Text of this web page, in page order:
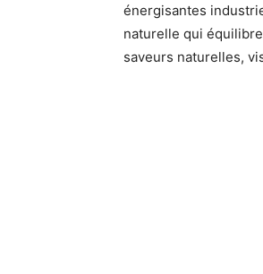
énergisantes
naturelle qui
saveurs naturelles,